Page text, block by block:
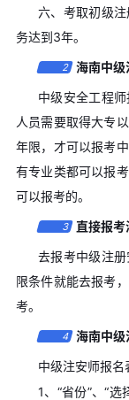
六、考取初级
务达到3年。
2 海南中级
中级安全工程
人员需要取得大专
年限，才可以报考
有专业类都可以报
可以报考的。
3
直接报
去报考中级注
限条件就能去报考
考。
4 海南中级
中级注安师报名
1、“省份”、“